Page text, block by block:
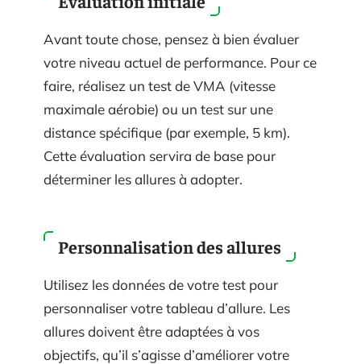
Avant toute chose, pensez à bien évaluer
votre niveau actuel de performance. Pour ce
faire, réalisez un test de VMA (vitesse
maximale aérobie) ou un test sur une
distance spécifique (par exemple, 5 km).
Cette évaluation servira de base pour
déterminer les allures à adopter.
Personnalisation des allures
Utilisez les données de votre test pour
personnaliser votre tableau d’allure. Les
allures doivent être adaptées à vos
objectifs, qu’il s’agisse d’améliorer votre